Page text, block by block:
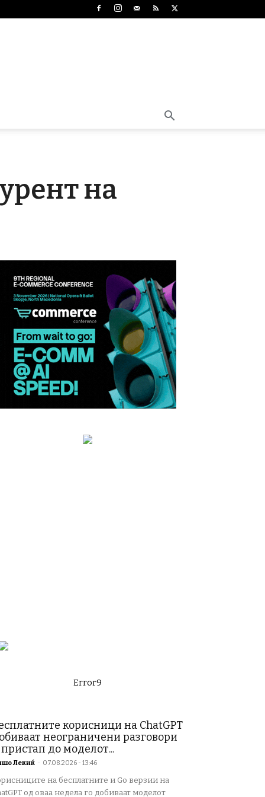
на
Error9
корисници на ChatGPT
неограничени разговори
до моделот...
Лекиќ - 07.08.2026 - 13:46
на бесплатните и Go верзии на
од оваа недела го добиваат моделот